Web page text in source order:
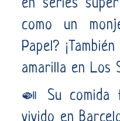
en series
como un
Papel?
amarilla en Los
🍛 Su comida
vivido en